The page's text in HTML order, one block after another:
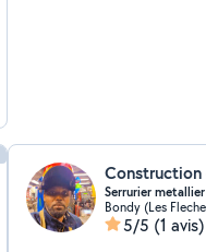
Serrurier
Bondy (Les
5/5 (1 avis)